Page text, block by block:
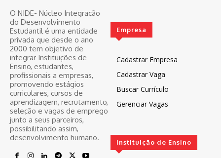
O NIDE- Núcleo Integração
do Desenvolvimento
Estudantil é uma entidade
privada que desde o ano
2000 tem objetivo de
integrar Instituições de
Ensino, estudantes,
profissionais a empresas,
promovendo estágios
curriculares, cursos de
aprendizagem, recrutamento,
seleção e vagas de emprego
junto a seus parceiros,
possibilitando assim,
desenvolvimento humano.
Empresa
Cadastrar Empresa
Cadastrar Vaga
Buscar Currículo
Gerenciar Vagas
Instituição de Ensino